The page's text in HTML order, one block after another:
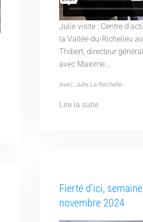
Julie visite : Centre
la Vallée-du-Richelieu
Thibert, directeur
avec Maxime...
Avec: Julie La Rochelle -
Lire la suite
Fierté d'ici,
novembre 2024